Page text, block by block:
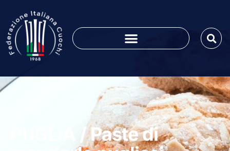
PUGLIA / Paste di